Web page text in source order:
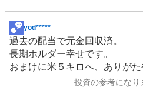
掲
示
板
記
yod*****
過去の配当で元金回収済。
長期ホルダー幸せです。
おまけに米５キロへ、ありがた
投資の参考になり